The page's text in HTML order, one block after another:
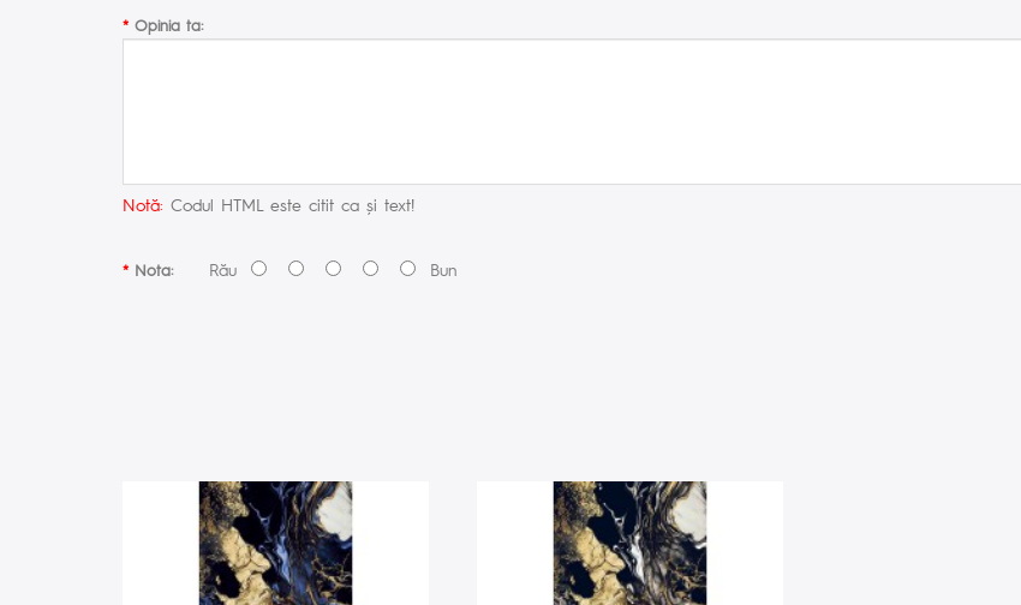
Opinia ta:
Notă: Codul HTML este citit ca şi text!
Nota:Rău Bun